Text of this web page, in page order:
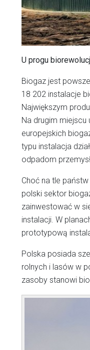
U progu
Biogaz jest
18 202 instalacje
Największym
Na drugim miejscu
europejskich
typu instalacja
odpadom
Choć na tle
polski sektor
zainwestować w
instalacji. W
prototypową
Polska posiada
rolnych i lasów w
zasoby stanowi